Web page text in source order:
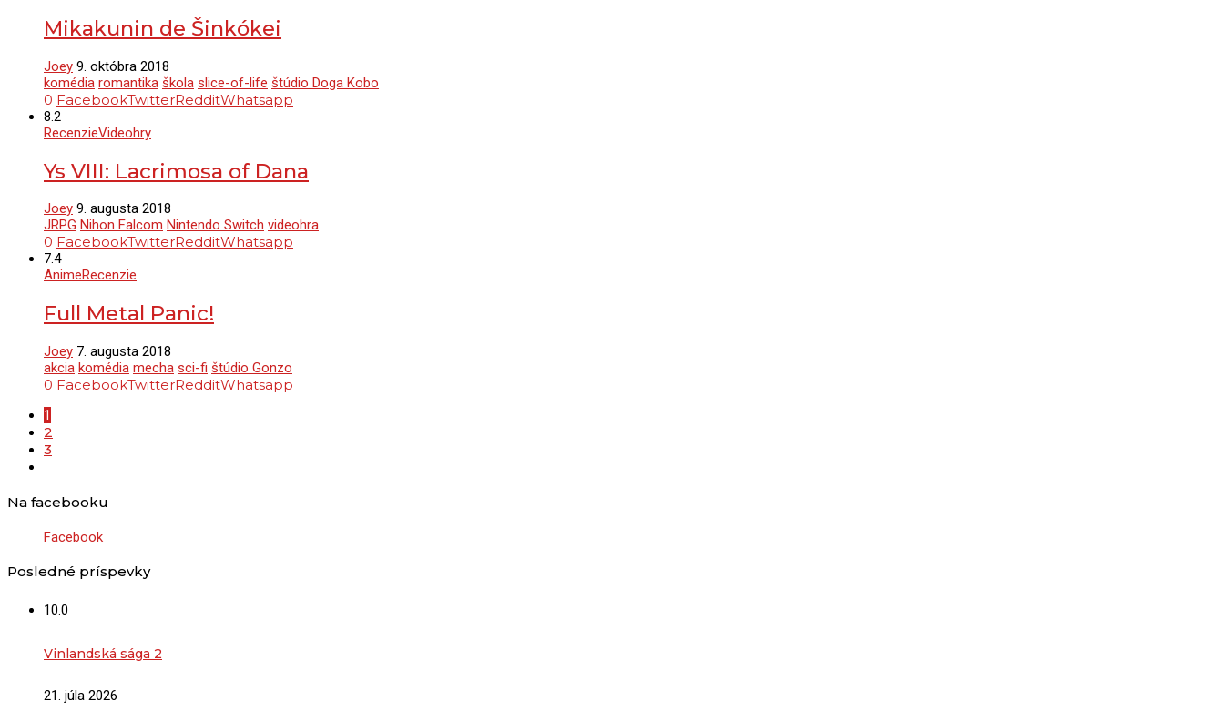
Mikakunin de Šinkókei
Joey 9. októbra 2018
komédia romantika škola slice-of-life štúdio Doga Kobo
0 FacebookTwitterRedditWhatsapp
8.2
RecenzieVideohry
Ys VIII: Lacrimosa of Dana
Joey 9. augusta 2018
JRPG Nihon Falcom Nintendo Switch videohra
0 FacebookTwitterRedditWhatsapp
7.4
AnimeRecenzie
Full Metal Panic!
Joey 7. augusta 2018
akcia komédia mecha sci-fi štúdio Gonzo
0 FacebookTwitterRedditWhatsapp
1
2
3
Na facebooku
Facebook
Posledné príspevky
10.0
Vinlandská sága 2
21. júla 2026